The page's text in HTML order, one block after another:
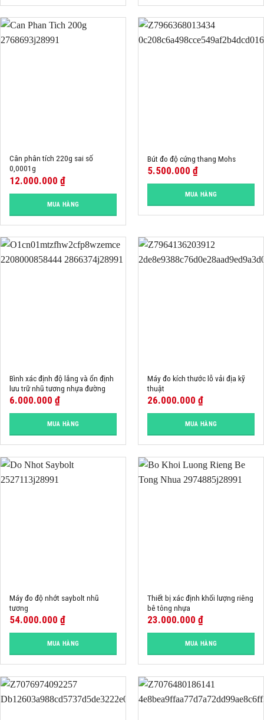
Cân phân tích 220g sai số
0,0001g
12.000.000 ₫
MUA HÀNG
Bút đo độ cứng thang Mohs
5.500.000 ₫
MUA HÀNG
Bình xác định độ lắng và ổn định
lưu trữ nhũ tương nhựa đường
6.000.000 ₫
MUA HÀNG
Máy đo kích thước lỗ vải địa kỹ
thuật
26.000.000 ₫
MUA HÀNG
Máy đo độ nhớt saybolt nhũ
tương
54.000.000 ₫
MUA HÀNG
Thiết bị xác định khối lượng riêng
bê tông nhựa
23.000.000 ₫
MUA HÀNG